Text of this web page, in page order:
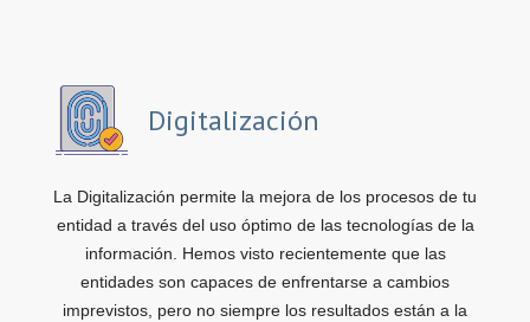
Digitalización
La Digitalización permite la mejora de los procesos de tu
entidad a través del uso óptimo de las tecnologías de la
información. Hemos visto recientemente que las
entidades son capaces de enfrentarse a cambios
imprevistos, pero no siempre los resultados están a la